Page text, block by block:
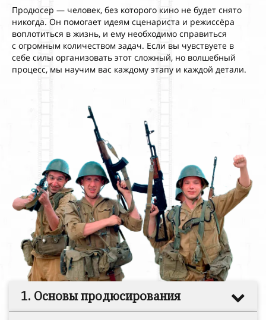
Продюсер — человек, без которого кино не будет снято
никогда. Он помогает идеям сценариста и режиссёра
воплотиться в жизнь, и ему необходимо справиться
с огромным количеством задач. Если вы чувствуете в
себе силы организовать этот сложный, но волшебный
процесс, мы научим вас каждому этапу и каждой детали.
1. Основы продюсирования